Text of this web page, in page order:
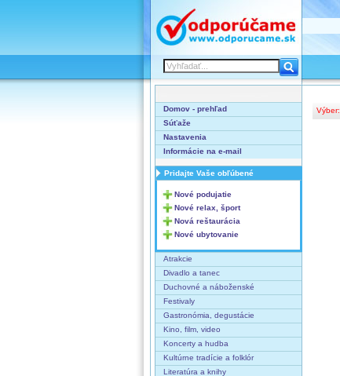
Domov - prehľad
Súťaže
Nastavenia
Informácie na e-mail
Pridajte Vaše obľúbené
Nové podujatie
Nové relax, šport
Nová reštaurácia
Nové ubytovanie
Atrakcie
Divadlo a tanec
Duchovné a náboženské
Festivaly
Gastronómia, degustácie
Kino, film, video
Koncerty a hudba
Kultúrne tradície a folklór
Literatúra a knihy
Výber: